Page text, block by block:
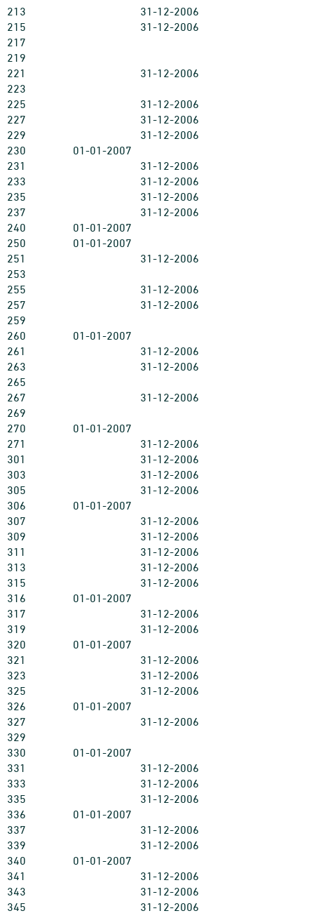
213
31-12-2006
215
31-12-2006
217
219
221
31-12-2006
223
225
31-12-2006
227
31-12-2006
229
31-12-2006
230
01-01-2007
231
31-12-2006
233
31-12-2006
235
31-12-2006
237
31-12-2006
240
01-01-2007
250
01-01-2007
251
31-12-2006
253
255
31-12-2006
257
31-12-2006
259
260
01-01-2007
261
31-12-2006
263
31-12-2006
265
267
31-12-2006
269
270
01-01-2007
271
31-12-2006
301
31-12-2006
303
31-12-2006
305
31-12-2006
306
01-01-2007
307
31-12-2006
309
31-12-2006
311
31-12-2006
313
31-12-2006
315
31-12-2006
316
01-01-2007
317
31-12-2006
319
31-12-2006
320
01-01-2007
321
31-12-2006
323
31-12-2006
325
31-12-2006
326
01-01-2007
327
31-12-2006
329
330
01-01-2007
331
31-12-2006
333
31-12-2006
335
31-12-2006
336
01-01-2007
337
31-12-2006
339
31-12-2006
340
01-01-2007
341
31-12-2006
343
31-12-2006
345
31-12-2006